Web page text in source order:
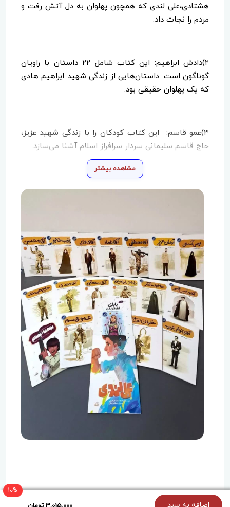
هشتادی،علی لندی که همچون پهلوان به دل آتش رفت و
مردم را نجات داد.
۲)دادش ابراهیم: این کتاب شامل ۲۲ داستان با راویان
گوناگون است. داستان‌هایی از زندگی شهید ابراهیم هادی
که یک پهلوان حقیقی بود.
۳)عمو قاسم: این کتاب کودکان را با زندگی‌ شهید عزیز،
حاج قاسم سلیمانی سردار سرافراز اسلام آشنا می‌سازد.
۴)آقا معلم: ۲۰ داستان از زندگی دانشمند شهید آیت الله
۵)آقا محسن: اگر دوست دارید بیشتر با شخصیت شهید
محسن حججی آشنا بشوید یا روزهای زیبای زیستن او را
برای نوجوانان بازگو کنید،این کتاب را حتما بخوانید.
۶)زینب خانم: خرده روایت‌هایی از زندگی پر درس و تجربه
شهیده زینب کمایی (میترا) است.
۷)حاج همت: بیست داستان از زندگی و شخصیت شهید
ابراهیم همت را بیان می‌کند. داستان‌های این کتاب بسیار
روان است به طوری که هر نوجوانی می‌تواند با آن ارتباط
مشاهده بیشتر
10%